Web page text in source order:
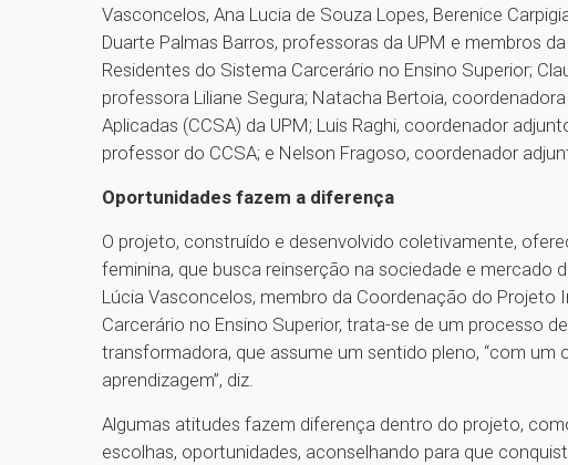
Vasconcelos, Ana Lucia de Souza Lopes, Berenice
Duarte Palmas Barros, professoras da UPM e membros
Residentes do Sistema Carcerário no Ensino Superior;
professora Liliane Segura; Natacha Bertoia,
Aplicadas (CCSA) da UPM; Luis Raghi, coordenador
professor do CCSA; e Nelson Fragoso, coordenador
Oportunidades fazem a diferença
O projeto, construído e desenvolvido coletivamente,
feminina, que busca reinserção na sociedade e mercado
Lúcia Vasconcelos, membro da Coordenação do Projeto
Carcerário no Ensino Superior, trata-se de um processo
transformadora, que assume um sentido pleno, “com um
aprendizagem”, diz.
Algumas atitudes fazem diferença dentro do projeto,
escolhas, oportunidades, aconselhando para que